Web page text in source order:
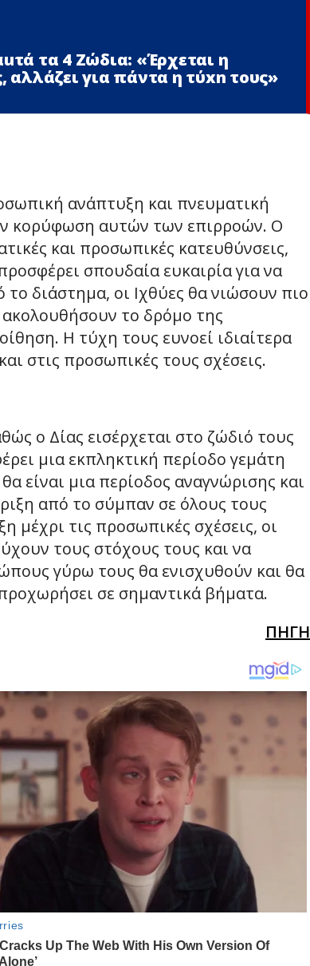
τα 4 Zώδια: «Έρχεται η
αλλάζει για πάντα η τύxn τους»
ανάπτυξη και πνευματική
κορύφωση αυτών των επιρροών. Ο
και προσωπικές κατευθύνσεις,
σπουδαία ευκαιρία για να
διάστημα, οι Ιχθύες θα νιώσουν πιο
ακολουθήσουν το δρόμο της
Η τύχη τους ευνοεί ιδιαίτερα
στις προσωπικές τους σχέσεις.
ο Δίας εισέρχεται στο ζώδιό τους
μια εκπληκτική περίοδο γεμάτη
είναι μια περίοδος αναγνώρισης και
από το σύμπαν σε όλους τους
μέχρι τις προσωπικές σχέσεις, οι
τους στόχους τους και να
γύρω τους θα ενισχυθούν και θα
σε σημαντικά βήματα.
ΠΗΓΗ